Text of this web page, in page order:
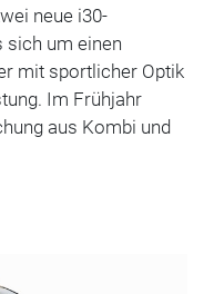
neue i30-
sich um einen
mit sportlicher Optik
Im Frühjahr
aus Kombi und